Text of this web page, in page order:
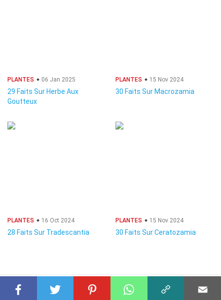
PLANTES 06 Jan 2025
29 Faits Sur Herbe Aux
Goutteux
PLANTES 15 Nov 2024
30 Faits Sur Macrozamia
PLANTES 16 Oct 2024
28 Faits Sur Tradescantia
PLANTES 15 Nov 2024
30 Faits Sur Ceratozamia
© 2023